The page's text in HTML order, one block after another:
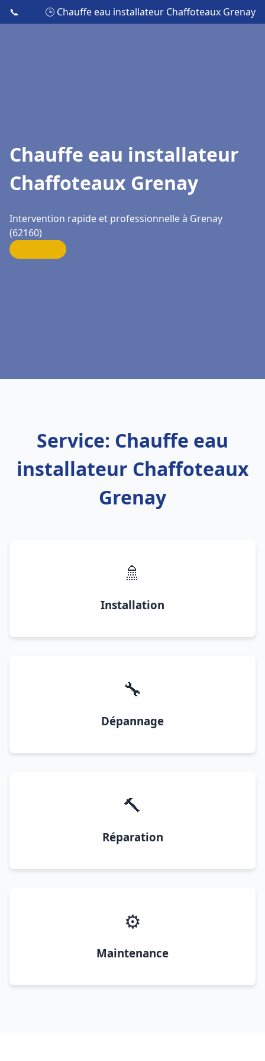
📞 🕒 Chauffe eau installateur Chaffoteaux Grenay
Chauffe eau installateur
Chaffoteaux Grenay
Intervention rapide et professionnelle à Grenay
(62160)
Service: Chauffe eau
installateur Chaffoteaux
Grenay
🚿
Installation
🔧
Dépannage
🔨
Réparation
⚙️
Maintenance